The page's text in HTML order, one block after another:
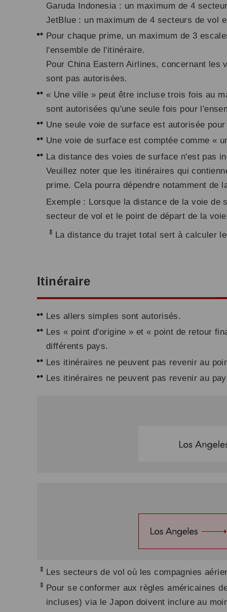
Garuda Indonesia : un maximum de 4
JetBlue : un maximum de 4 secteurs de vol
Pour chaque prime, un maximum de 3
l'ensemble de l'itinéraire.
Pour China Eastern Airlines, concernant les
sont pas autorisées.
« Une ville » peut être incluse trois fois au
sont autorisées qu'une seule fois pour
Une seule voie de surface est autorisée
Une voie de surface est comptée comme «
La distance des voies de surface n'est pas
Veuillez noter que les itinéraires qui
prime. Cela pourra dépendre notamment de
Exemple : Lorsque la distance de la voie
secteur de vol et le point de départ de la
* La distance du trajet total sert à calculer
Itinéraire
Les allers simples sont autorisés.
Les « point d'origine » et « point de retour
différents pays.
Les itinéraires ne peuvent pas revenir au
Les itinéraires ne peuvent pas revenir au
* Les secteurs de vol où les compagnies
* Pour se conformer aux règles américaines
incluses) via le Japon doivent inclure au